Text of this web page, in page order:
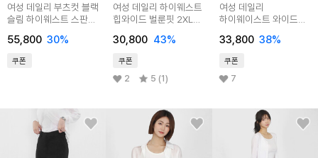
여성 데일리 부츠컷 블랙
슬림 하이웨스트 스판
55,800 30%
쿠폰
여성 데일리 하이웨스트
힙와이드 벌룬핏 2XL
SRTP003
30,800 43%
쿠폰
2 5 (1)
여성 데일리
하이웨이스트 와이드
SOLTP004
33,800 38%
쿠폰
7